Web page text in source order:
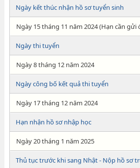
Ngày kết thúc nhận hồ sơ tuyển sinh
Ngày 15 tháng 11 năm 2024 (Hạn cần gửi
Ngày thi tuyển
Ngày 8 tháng 12 năm 2024
Ngày công bố kết quả thi tuyển
Ngày 17 tháng 12 năm 2024
Hạn nhận hồ sơ nhập học
Ngày 20 tháng 1 năm 2025
Thủ tục trước khi sang Nhật - Nộp hồ sơ